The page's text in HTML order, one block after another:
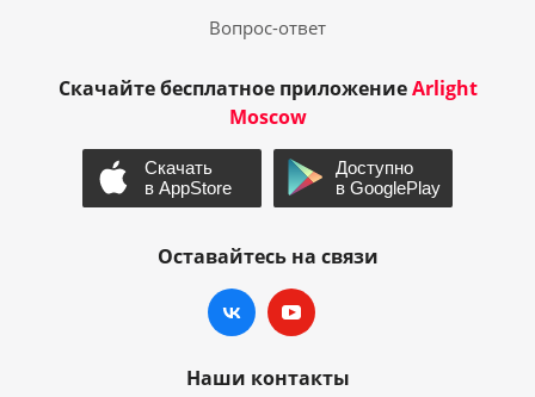
Вопрос-ответ
Скачайте бесплатное приложениеArlight
Moscow
Оставайтесь на связи
Наши контакты